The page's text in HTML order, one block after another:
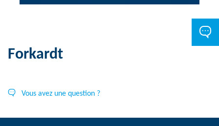
Forkardt
Vous avez une question ?